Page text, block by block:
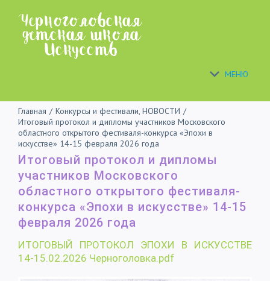
content
МЕНЮ
Главная / Конкурсы и фестивали, НОВОСТИ /
Итоговый протокол и дипломы участников Московского
областного открытого фестиваля-конкурса «Эпохи в
искусстве» 14-15 февраля 2026 года
Итоговый протокол и дипломы
участников Московского
областного открытого фестиваля-
конкурса «Эпохи в искусстве» 14-15
февраля 2026 года
ИТОГОВЫЙ ПРОТОКОЛ ЭПОХИ В ИСКУССТВЕ
14-15.02.2026 Черноголовка.pdf